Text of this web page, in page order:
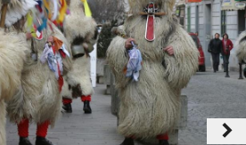
navigate_next